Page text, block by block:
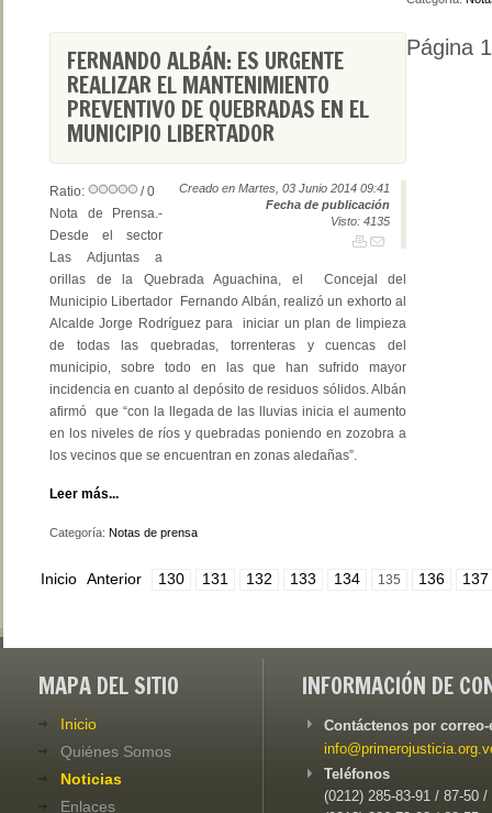
FERNANDO ALBÁN: ES URGENTE
REALIZAR EL MANTENIMIENTO
PREVENTIVO DE QUEBRADAS EN EL
MUNICIPIO LIBERTADOR
Creado en Martes, 03 Junio 2014 09:41
Fecha de publicación
Visto: 4135
Ratio:
/ 0
Nota de Prensa.-
Desde el sector
Las Adjuntas a
orillas de la Quebrada Aguachina, el Concejal del
Municipio Libertador Fernando Albán, realizó un exhorto al
Alcalde Jorge Rodríguez para iniciar un plan de limpieza
de todas las quebradas, torrenteras y cuencas del
municipio, sobre todo en las que han sufrido mayor
incidencia en cuanto al depósito de residuos sólidos. Albán
afirmó que “con la llegada de las lluvias inicia el aumento
en los niveles de ríos y quebradas poniendo en zozobra a
los vecinos que se encuentran en zonas aledañas”.
Leer más...
Categoría: Notas de prensa
Página
Inicio Anterior 130 131 132 133 134 135 136 137
MAPA DEL SITIO
Inicio
Quiénes Somos
Noticias
Enlaces
INFORMACIÓN DE
Contáctenos por
Teléfonos
(0212) 285-83-91 / 87-50 /